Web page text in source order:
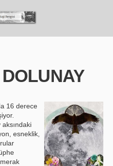
16 derece
esneklik,